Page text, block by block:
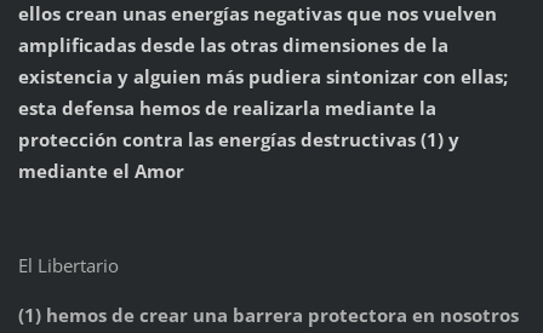
ellos crean unas energías negativas que nos vuelven
amplificadas desde las otras dimensiones de la
existencia y alguien más pudiera sintonizar con ellas;
esta defensa hemos de realizarla mediante la
protección contra las energías destructivas (1) y
mediante el Amor
El Libertario
(1) hemos de crear una barrera protectora en nosotros